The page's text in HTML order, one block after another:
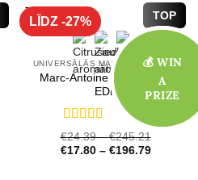
TOP
LĪDZ -27%
UNIVERSĀLĀS MARC-ANTOINE BARROIS SMARŽAS
Marc-Antoine Barrois Tilia
EDP
Novērtēts
ar4.72 no 5
(39)
€24.39–€245.21
€17.80– €196.79
💰 WIN
A
PRIZE
💰 WIN
A
PRIZE